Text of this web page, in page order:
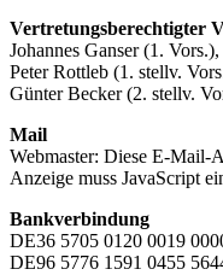
Vertretungsberechtigter
Johannes Ganser (1. Vors.),
Peter Rottleb (1. stellv.
Günter Becker (2. stellv.
Mail
Webmaster: Diese E-Mail-
Anzeige muss JavaScript
Bankverbindung
DE36 5705 0120 0019
DE96 5776 1591 0455